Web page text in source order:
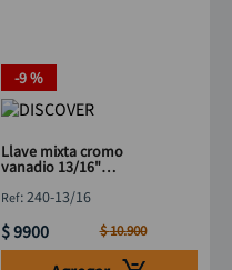
-9 %
Llave mixta cromo
vanadio 13/16"
:240-13/16
$9900 $10.900